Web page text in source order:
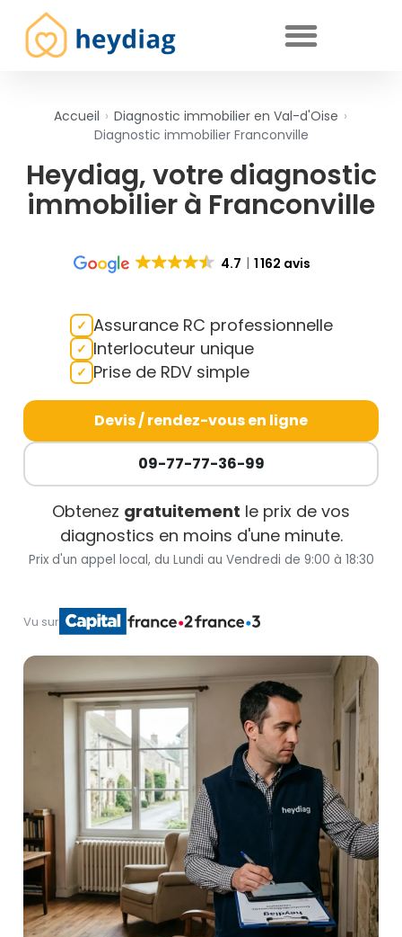
Accueil › Diagnostic immobilier en Val-d'Oise ›
Diagnostic immobilier Franconville
Heydiag, votre diagnostic
immobilier à Franconville
4.7 1 162 avis
Assurance RC professionnelle
Interlocuteur unique
Prise de RDV simple
Devis / rendez-vous en ligne
09-77-77-36-99
Obtenez gratuitement le prix de vos
diagnostics en moins d'une minute.
Prix d'un appel local, du Lundi au Vendredi de 9:00 à 18:30
Vu sur